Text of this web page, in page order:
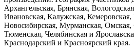
Архангельская, Брянская,
Ивановская, Калужская,
Новосибирская, Мурманская, Омская,
Тюменская, Челябинская и
Краснодарский и Красноярский края.